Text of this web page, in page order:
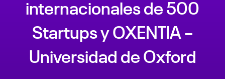
internacionales de 500
Startups y OXENTIA –
Universidad de Oxford